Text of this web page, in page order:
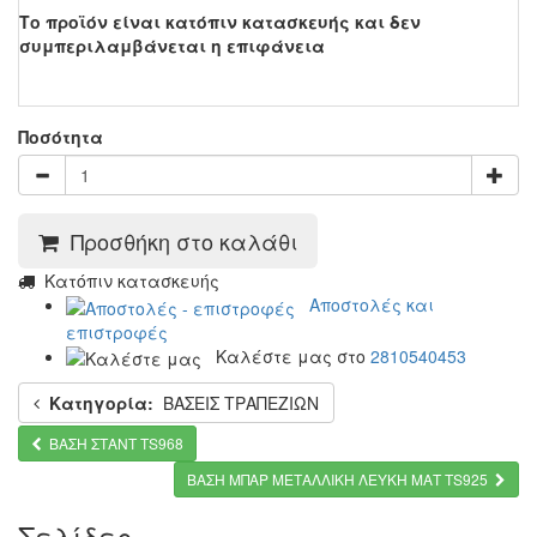
Το προϊόν είναι κατόπιν κατασκευής και δεν
συμπεριλαμβάνεται η επιφάνεια
Ποσότητα
Προσθήκη στο καλάθι
Κατόπιν κατασκευής
Αποστολές και
επιστροφές
Καλέστε μας στο 2810540453
Κατηγορία: ΒΑΣΕΙΣ ΤΡΑΠΕΖΙΩΝ
ΒΑΣΗ ΣΤΑΝΤ TS968
ΒΑΣΗ ΜΠΑΡ ΜΕΤΑΛΛΙΚΗ ΛΕΥΚΗ ΜΑΤ TS925